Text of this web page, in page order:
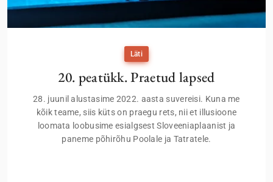
Läti
20. peatükk. Praetud lapsed
28. juunil alustasime 2022. aasta suvereisi. Kuna me
kõik teame, siis küts on praegu rets, nii et illusioone
loomata loobusime esialgsest Sloveeniaplaanist ja
paneme põhirõhu Poolale ja Tatratele.